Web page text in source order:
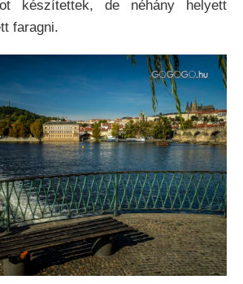
készítettek, de néhány helyett
faragni.